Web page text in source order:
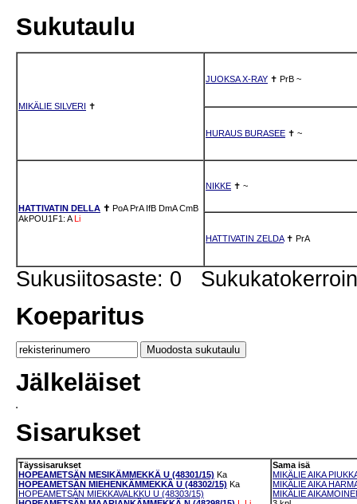
Sukutaulu
MIKÄLIE SILVERI ✝
JUOKSA X-RAY ✝ PrB ~
HURAUS BURASEE ✝ ~
HATTIVATIN DELLA ✝ PoA PrA IfB DmA CmB
AkPOU1F1: A Li
NIKKE ✝ ~
HATTIVATIN ZELDA✝ PrA
Sukusiitosaste: 0
Koeparitus
Jälkeläiset
Sisarukset
Täyssisarukset
HOPEAMETSÄN MESIKÄMMEKKÄ U (48301/15) Ka
HOPEAMETSÄN MIEHENKÄMMEKKÄ U (48302/15) Ka
HOPEAMETSÄN MIEKKAVALKKU U (48303/15)
Sama isä
MIKÄLIE AIKA
MIKÄLIE AIKA
MIKÄLIE